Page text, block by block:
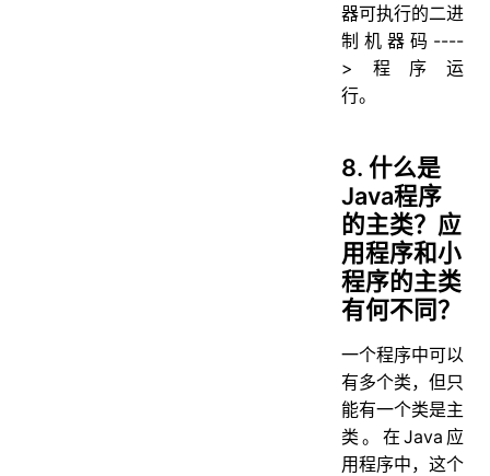
器可执行的二进
制机器码----
>程序运
行。
8. 什么是
Java程序
的主类？应
用程序和小
程序的主类
有何不同？
一个程序中可以
有多个类，但只
能有一个类是主
类。在Java应
用程序中，这个